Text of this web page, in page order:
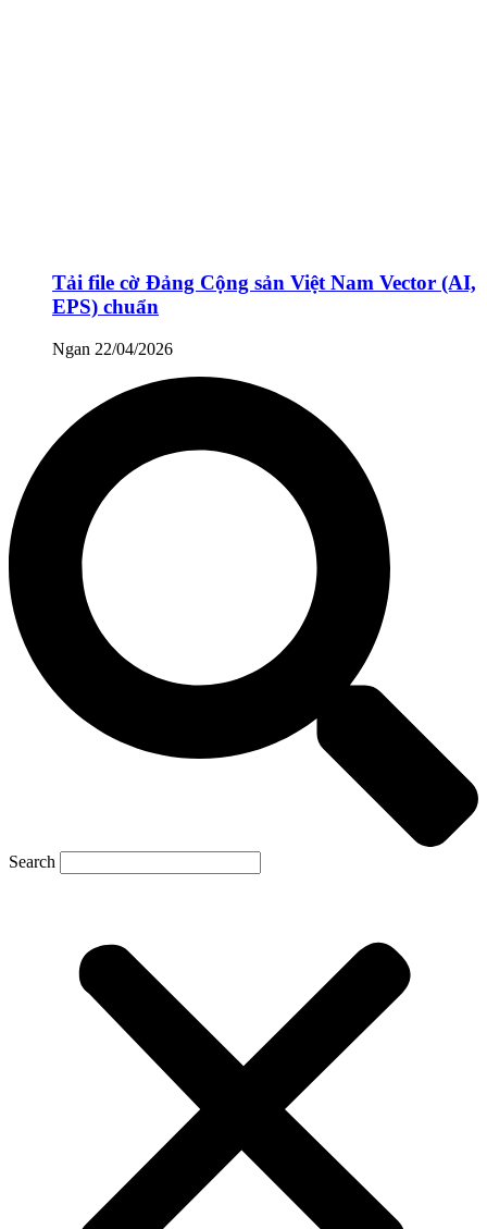
Tải file cờ Đảng Cộng sản Việt Nam Vector (AI,
EPS) chuẩn
Ngan 22/04/2026
Search